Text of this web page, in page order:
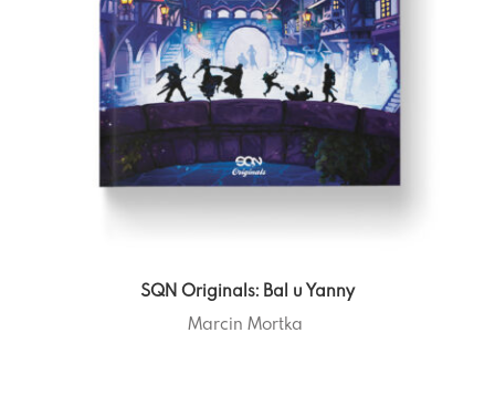
SQN Originals: Bal u Yanny
Marcin Mortka